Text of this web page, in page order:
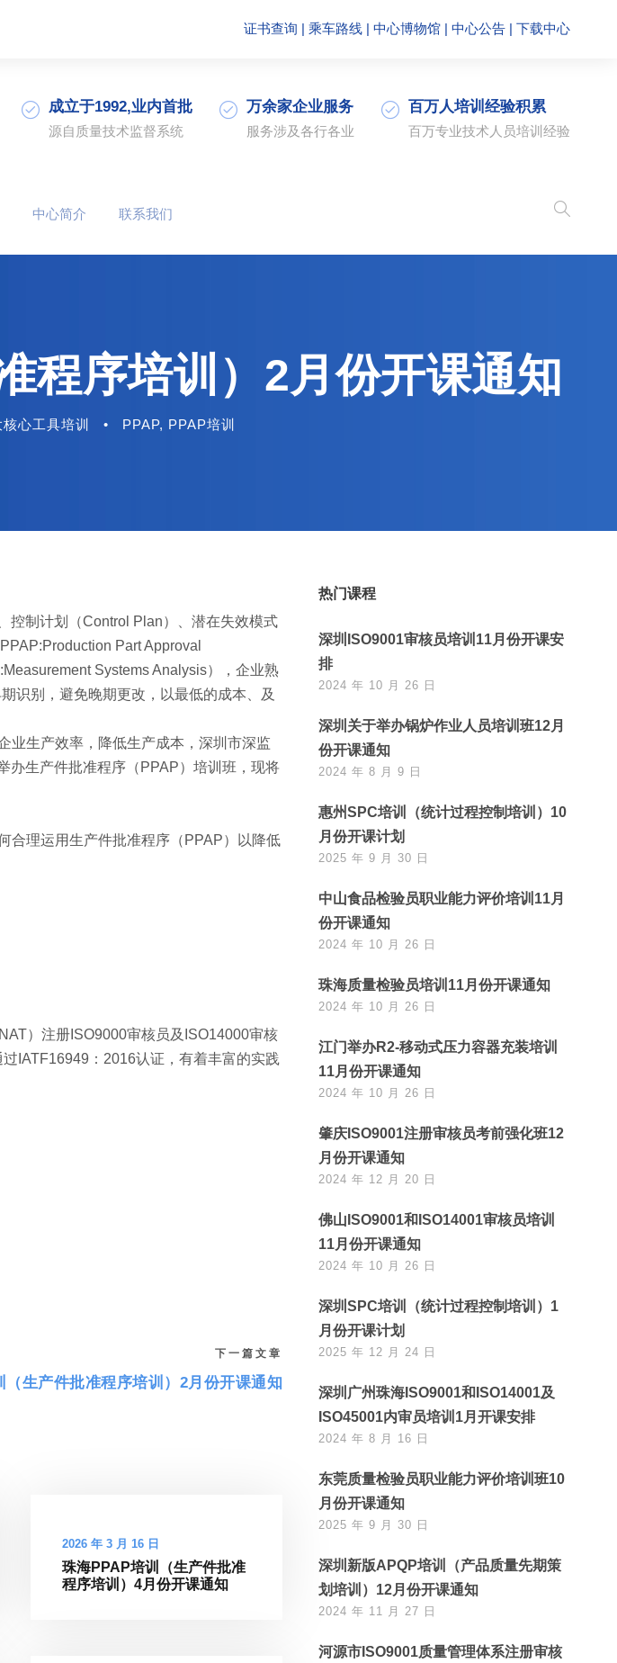
证书查询 | 乘车路线 | 中心博物馆 | 中心公告 | 下载中心
成立于1992,业内首批
源自质量技术监督系统
万余家企业服务
服务涉及各行各业
百万人培训经验积累
百万专业技术人员培训经验
中心简介 联系我们
程序培训）2月份开课通知
核心工具培训 • PPAP, PPAP培训
控制计划（Control Plan）、潜在失效模式
Part Approval
Systems Analysis），企业熟
识别，避免晚期更改，以最低的成本、及
业生产效率，降低生产成本，深圳市深监
办生产件批准程序（PPAP）培训班，现将
合理运用生产件批准程序（PPAP）以降低
）注册ISO9000审核员及ISO14000审核
IATF16949：2016认证，有着丰富的实践
下一篇文章
（生产件批准程序培训）2月份开课通知
2026 年 3 月 16 日
珠海PPAP培训（生产件批准
程序培训）4月份开课通知
热门课程
深圳ISO9001审核员培训11月份开课安
排
2024 年 10 月 26 日
深圳关于举办锅炉作业人员培训班12月
份开课通知
2024 年 8 月 9 日
惠州SPC培训（统计过程控制培训）10
月份开课计划
2025 年 9 月 30 日
中山食品检验员职业能力评价培训11月
份开课通知
2024 年 10 月 26 日
珠海质量检验员培训11月份开课通知
2024 年 10 月 26 日
江门举办R2-移动式压力容器充装培训
11月份开课通知
2024 年 10 月 26 日
肇庆ISO9001注册审核员考前强化班12
月份开课通知
2024 年 12 月 20 日
佛山ISO9001和ISO14001审核员培训
11月份开课通知
2024 年 10 月 26 日
深圳SPC培训（统计过程控制培训）1
月份开课计划
2025 年 12 月 24 日
深圳广州珠海ISO9001和ISO14001及
ISO45001内审员培训1月开课安排
2024 年 8 月 16 日
东莞质量检验员职业能力评价培训班10
月份开课通知
2025 年 9 月 30 日
深圳新版APQP培训（产品质量先期策
划培训）12月份开课通知
2024 年 11 月 27 日
河源市ISO9001质量管理体系注册审核